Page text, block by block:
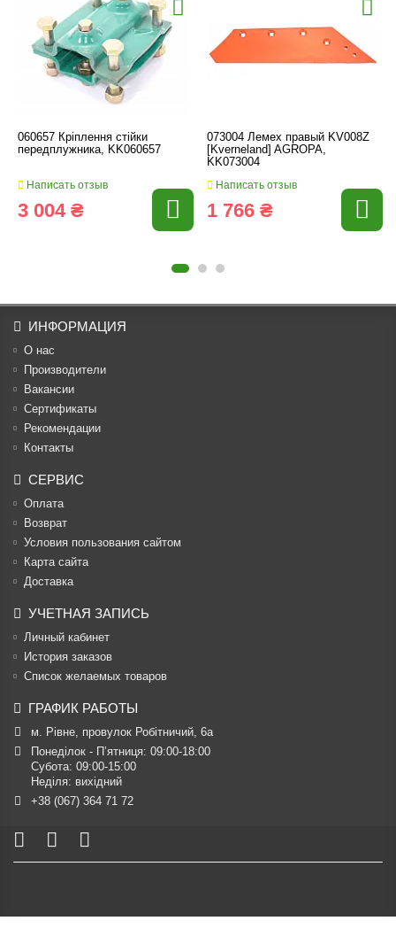
060657 Кріплення стійки
передплужника, KK060657
Написать отзыв
3 004 ₴
073004 Лемех правый KV008Z
[Kverneland] AGROPA,
KK073004
Написать отзыв
1 766 ₴
ИНФОРМАЦИЯ
О нас
Производители
Вакансии
Cертификаты
Рекомендации
Контакты
СЕРВИС
Оплата
Возврат
Условия пользования сайтом
Карта сайта
Доставка
УЧЕТНАЯ ЗАПИСЬ
Личный кабинет
История заказов
Список желаемых товаров
ГРАФИК РАБОТЫ
м. Рівне, провулок Робітничий, 6а
Понеділок - П’ятниця: 09:00-18:00
Субота: 09:00-15:00
Неділя: вихідний
+38 (067) 364 71 72